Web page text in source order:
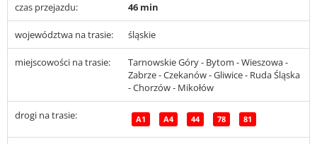
czas przejazdu: 46 min
województwa na trasie: śląskie
miejscowości na trasie:
Tarnowskie Góry - Bytom - Wieszowa -
Zabrze - Czekanów - Gliwice - Ruda Śląska
- Chorzów - Mikołów
drogi na trasie: A1 A4 44 78 81